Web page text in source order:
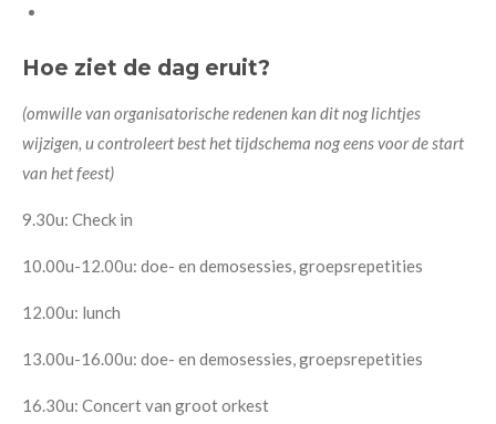
Hoe ziet de dag eruit?
(omwille van organisatorische redenen kan dit nog lichtjes
wijzigen, u controleert best het tijdschema nog eens voor de start
van het feest)
9.30u: Check in
10.00u-12.00u: doe- en demosessies, groepsrepetities
12.00u: lunch
13.00u-16.00u: doe- en demosessies, groepsrepetities
16.30u: Concert van groot orkest